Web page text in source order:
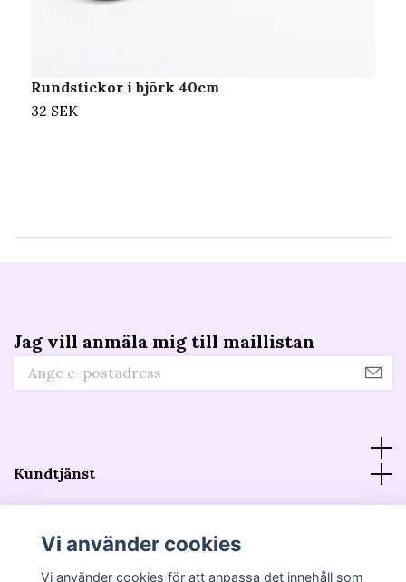
Rundstickor i björk 40cm
32 SEK
Jag vill anmäla mig till maillistan
Kundtjänst
Sociala medier
Vi använder cookies
Vi använder cookies för att anpassa det innehåll som